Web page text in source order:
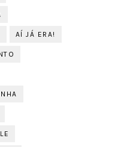
AÍ JÁ ERA!